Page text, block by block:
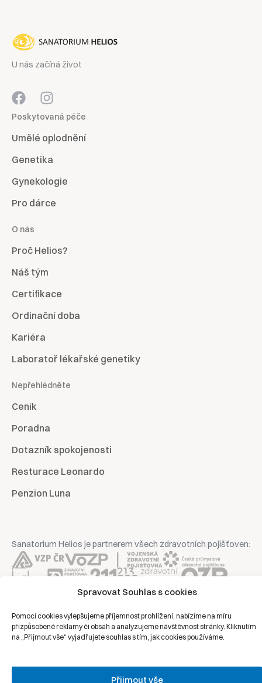
Spravovat Souhlas s cookies
Pomocí cookies vylepšujeme příjemnost prohlížení, nabízíme na míru
přizpůsobené reklamy či obsah a analyzujeme návštěvnost stránky. Kliknutím
na „Přijmout vše“ vyjadřujete souhlas s tím, jak cookies používáme.
Přijmout vše
U nás začíná život
Poskytovaná péče
Umělé oplodnění
Genetika
Gynekologie
Pro dárce
O nás
Proč Helios?
Náš tým
Certifikace
Ordinační doba
Kariéra
Laboratoř lékařské genetiky
Nepřehlédněte
Ceník
Poradna
Dotazník spokojenosti
Resturace Leonardo
Penzion Luna
Sanatorium Helios je partnerem všech zdravotních pojišťoven:
Ochrana osobních údajů
Právní prohlášení